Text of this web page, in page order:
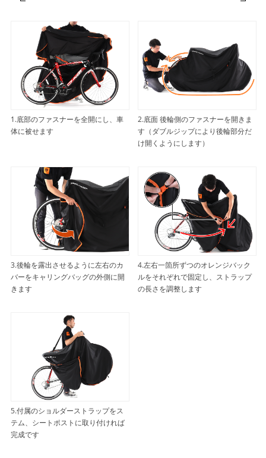
1.底部のファスナーを全開にし、車
体に被せます
2.底面 後輪側のファスナーを開きま
す（ダブルジップにより後輪部分だ
け開くようにします）
3.後輪を露出させるように左右のカ
バーをキャリングバッグの外側に開
きます
4.左右一箇所ずつのオレンジバック
ルをそれぞれで固定し、ストラップ
の長さを調整します
5.付属のショルダーストラップをス
テム、シートポストに取り付ければ
完成です